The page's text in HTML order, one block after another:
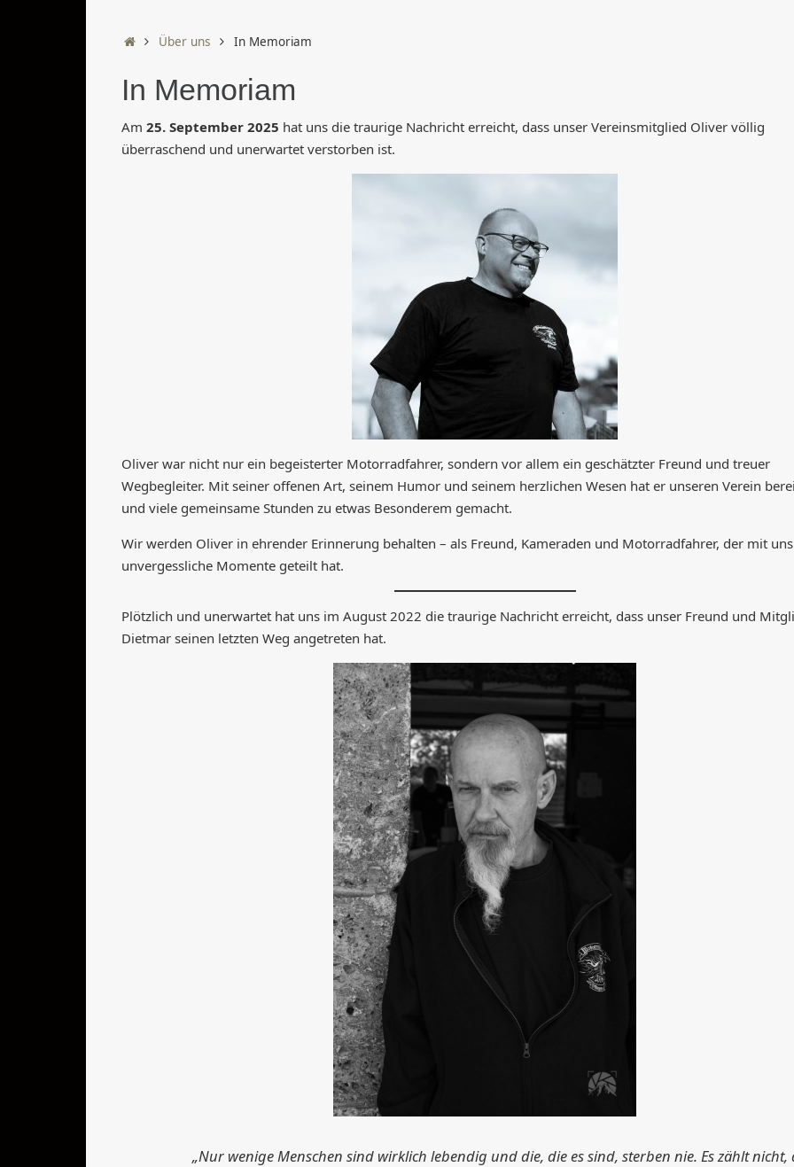
StartÜber uns In Memoriam
In Memoriam
Am 25. September 2025 hat uns die traurige Nachricht erreicht, dass unser Vereinsmitglied Oliver völlig
überraschend und unerwartet verstorben ist.
Oliver war nicht nur ein begeisterter Motorradfahrer, sondern vor allem ein geschätzter Freund und treuer
Wegbegleiter. Mit seiner offenen Art, seinem Humor und seinem herzlichen Wesen hat er unseren Verein
und viele gemeinsame Stunden zu etwas Besonderem gemacht.
Wir werden Oliver in ehrender Erinnerung behalten – als Freund, Kameraden und Motorradfahrer, der mit
unvergessliche Momente geteilt hat.
Plötzlich und unerwartet hat uns im August 2022 die traurige Nachricht erreicht, dass unser Freund und
Dietmar seinen letzten Weg angetreten hat.
„Nur wenige Menschen sind wirklich lebendig und die, die es sind, sterben nie. Es zählt nicht,